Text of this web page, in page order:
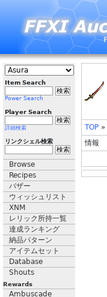
Item Search
Power Search
Player Search
詳細検索
リンクシェル検索
Browse
Recipes
バザー
ウィッシュリスト
XNM
レリック所持一覧
達成ランキング
納品パターン
アイテムセット
Database
Shouts
Rewards
Ambuscade
TOP »
情報